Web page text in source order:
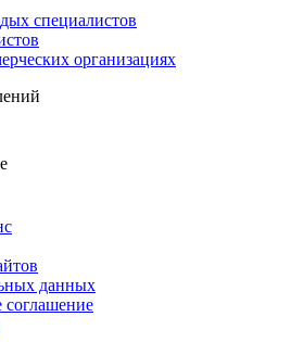
специалистов
организациях
данных
соглашение